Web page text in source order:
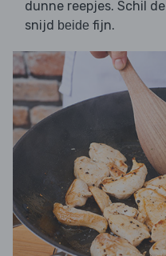
dunne reepjes. Schil de
snijd beide fijn.